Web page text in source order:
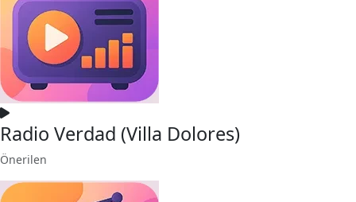
Radio Verdad (Villa Dolores)
Önerilen